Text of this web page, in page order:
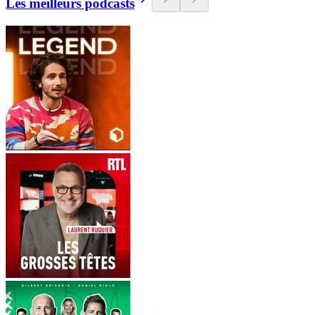
Les meilleurs podcasts